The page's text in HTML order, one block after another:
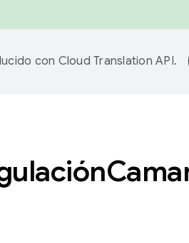
con Cloud Translation API.